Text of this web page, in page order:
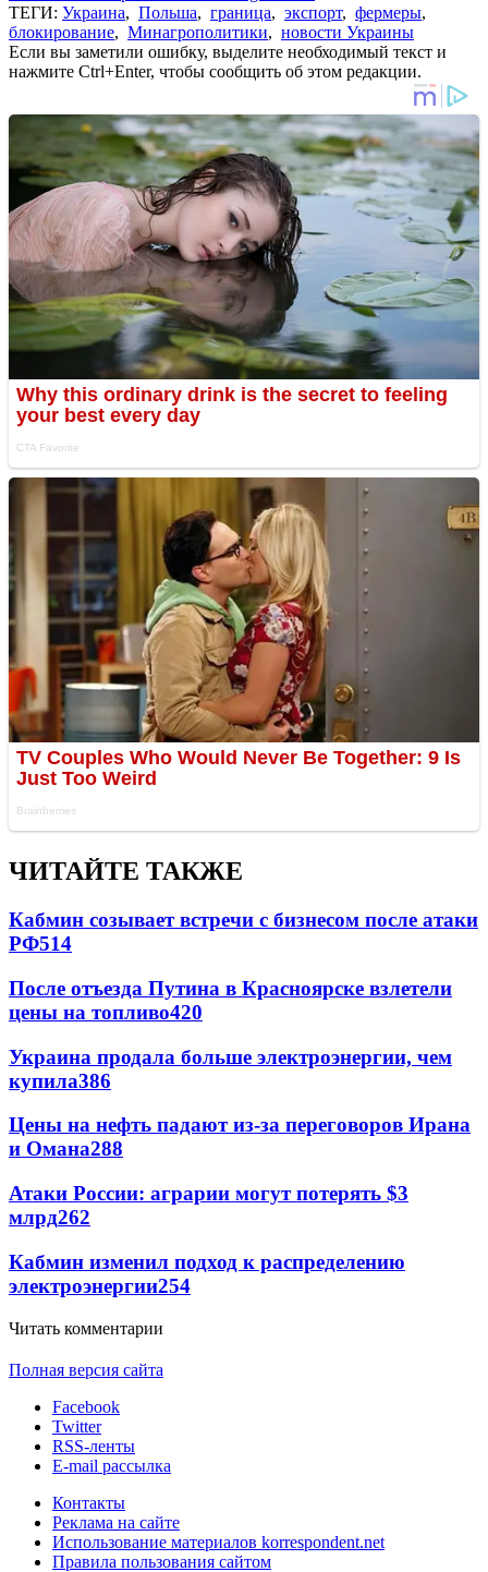
ТЕГИ: Украина, Польша, граница, экспорт, фермеры,
блокирование, Минагрополитики, новости Украины
Если вы заметили ошибку, выделите необходимый текст и
нажмите Ctrl+Enter, чтобы сообщить об этом редакции.
ЧИТАЙТЕ ТАКЖЕ
Кабмин созывает встречи с бизнесом после атаки
РФ514
После отъезда Путина в Красноярске взлетели
цены на топливо420
Украина продала больше электроэнергии, чем
купила386
Цены на нефть падают из-за переговоров Ирана
и Омана288
Атаки России: аграрии могут потерять $3
млрд262
Кабмин изменил подход к распределению
электроэнергии254
Читать комментарии
Полная версия сайта
Facebook
Twitter
RSS-ленты
E-mail рассылка
Контакты
Реклама на сайте
Использование материалов korrespondent.net
Правила пользования сайтом